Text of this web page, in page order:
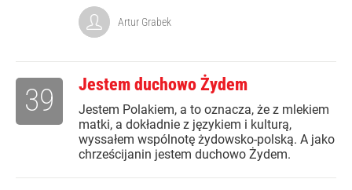
Artur Grabek
Jestem duchowo Żydem
Jestem Polakiem, a to oznacza, że z mlekiem
matki, a dokładnie z językiem i kulturą,
wyssałem wspólnotę żydowsko-polską. A jako
chrześcijanin jestem duchowo Żydem.
39